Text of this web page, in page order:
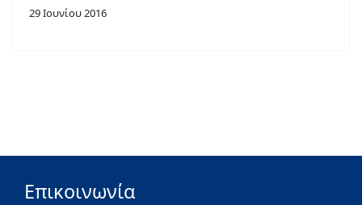
29 Ιουνίου 2016
Επικοινωνία